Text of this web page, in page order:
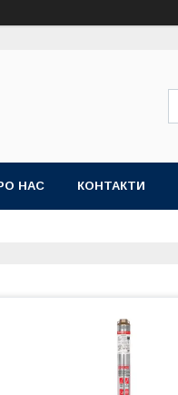
НАС КОНТАКТИ